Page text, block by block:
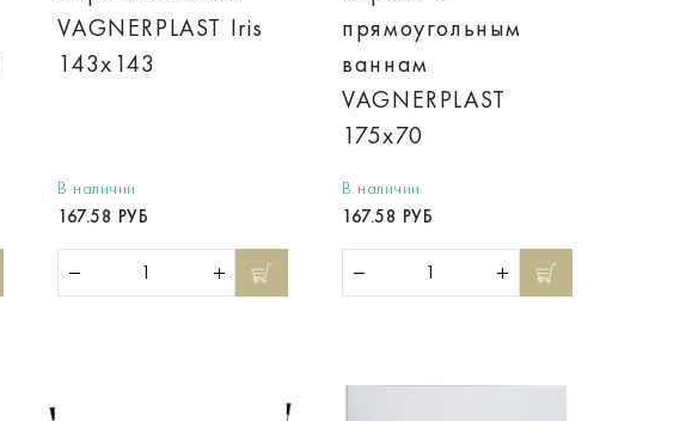
VAGNERPLAST Iris
143x143
В наличии
167.58 РУБ
прямоугольным
ваннам
VAGNERPLAST
175x70
В наличии
167.58 РУБ